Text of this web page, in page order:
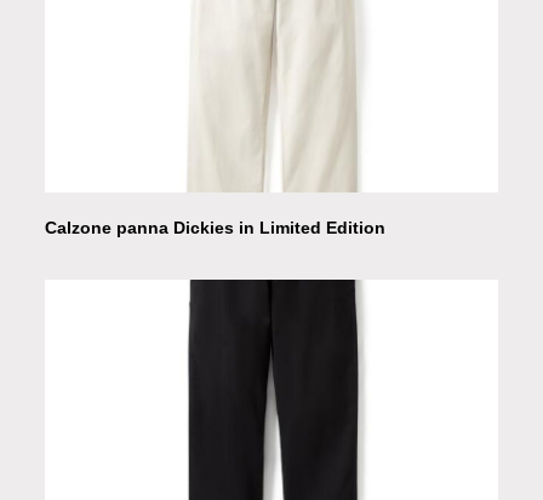
Calzone panna Dickies in Limited Edition